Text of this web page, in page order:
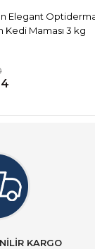
Elegant
Kedi Maması 3 kg
KARGO